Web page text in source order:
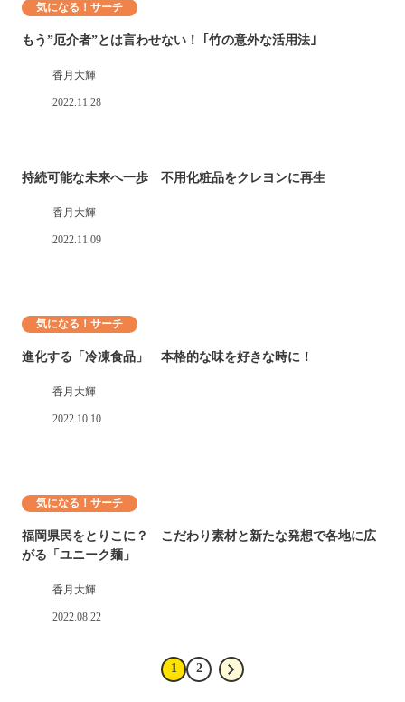
気になる！サーチ
もう”厄介者”とは言わせない！ ｢竹の意外な活用法｣
香月大輝
2022.11.28
持続可能な未来へ一歩 不用化粧品をクレヨンに再生
香月大輝
2022.11.09
気になる！サーチ
進化する「冷凍食品」 本格的な味を好きな時に！
香月大輝
2022.10.10
気になる！サーチ
福岡県民をとりこに？ こだわり素材と新たな発想で各地に広
がる「ユニーク麺」
香月大輝
2022.08.22
1 2